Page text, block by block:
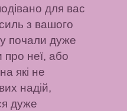
для вас
з вашого
почали дуже
про неї, або
які не
надій,
дуже